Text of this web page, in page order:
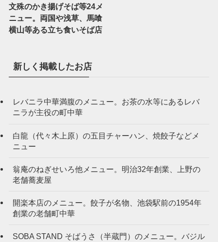
文殊のかき揚げそば等24メ
ニュー。両国や浅草、馬喰
横山等ある立ち食いそば店
新しく掲載したお店
レバニラ中華満腹のメニュー。お茶の水等にあるレバ
ニラが主役の町中華
白龍（代々木上原）の五目チャーハン、焼餃子などメ
ニュー
翁庵のねぎせいろ他メニュー。明治32年創業、上野の
老舗蕎麦屋
開楽本店のメニュー。餃子が名物、池袋駅前の1954年
創業の老舗町中華
SOBA STAND そばうさ（半蔵門）のメニュー。バジル